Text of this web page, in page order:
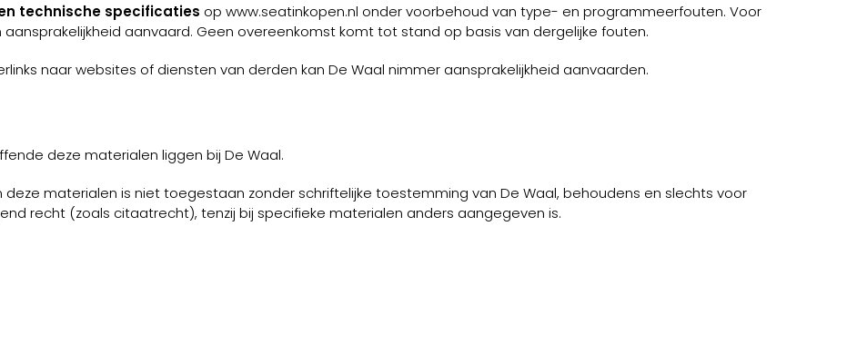
technische specificaties op www.seatinkopen.nl onder voorbehoud van type- en programmeerfouten. Voor
aanvaard. Geen overeenkomst komt tot stand op basis van dergelijke fouten.
naar websites of diensten van derden kan De Waal nimmer aansprakelijkheid aanvaarden.
deze materialen liggen bij De Waal.
deze materialen is niet toegestaan zonder schriftelijke toestemming van De Waal, behoudens en slechts voor
recht (zoals citaatrecht), tenzij bij specifieke materialen anders aangegeven is.